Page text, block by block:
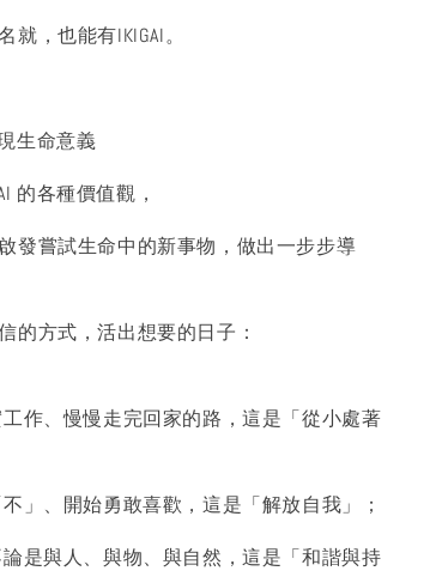
，也能有IKIGAI。
生命意義
的各種價值觀，
發嘗試生命中的新事物，做出一步步導
的方式，活出想要的日子：
作、慢慢走完回家的路，這是「從小處著
」、開始勇敢喜歡，這是「解放自我」；
是與人、與物、與自然，這是「和諧與持